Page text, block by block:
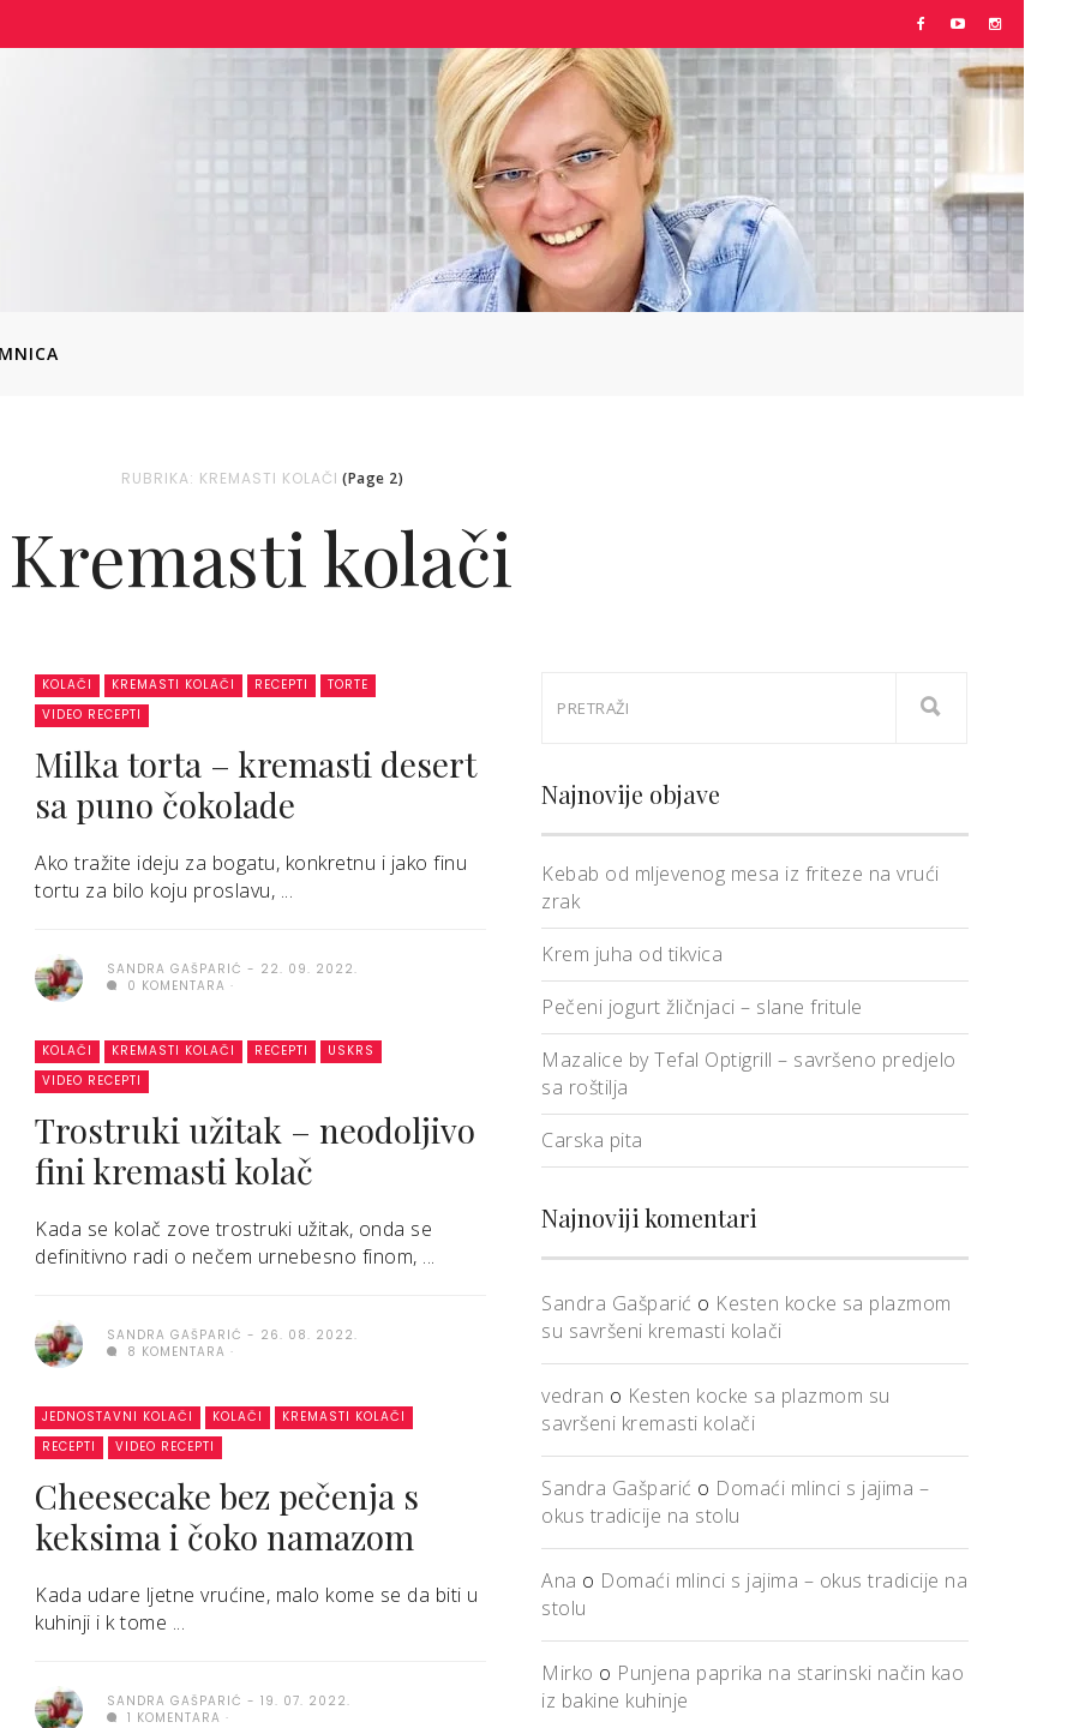
RUBRIKA: KREMASTI KOLAČI (Page 2)
Kremasti kolači
KOLAČI KREMASTI KOLAČI RECEPTI
TORTE
VIDEO RECEPTI
Milka torta – kremasti desert
sa puno čokolade
Ako tražite ideju za bogatu, konkretnu i jako finu
tortu za bilo koju proslavu, ...
SANDRA GAŠPARIĆ
22. 09. 2022.
0 KOMENTARA
KOLAČI KREMASTI KOLAČI RECEPTI
USKRS
VIDEO RECEPTI
Trostruki užitak – neodoljivo
fini kremasti kolač
Kada se kolač zove trostruki užitak, onda se
definitivno radi o nečem urnebesno finom, ...
SANDRA GAŠPARIĆ
26. 08. 2022.
8 KOMENTARA
JEDNOSTAVNI KOLAČI KOLAČI
KREMASTI KOLAČI
RECEPTI
VIDEO RECEPTI
Cheesecake bez pečenja s
keksima i čoko namazom
Kada udare ljetne vrućine, malo kome se da biti u
kuhinji i k tome ...
SANDRA GAŠPARIĆ
19. 07. 2022.
1 KOMENTARA
Najnovije objave
Kebab od mljevenog mesa iz friteze na vrući
zrak
Krem juha od tikvica
Pečeni jogurt žličnjaci – slane fritule
Mazalice by Tefal Optigrill – savršeno predjelo
sa roštilja
Carska pita
Najnoviji komentari
Sandra Gašparić o Kesten kocke sa plazmom
su savršeni kremasti kolači
vedran o Kesten kocke sa plazmom su
savršeni kremasti kolači
Sandra Gašparić o Domaći mlinci s jajima –
okus tradicije na stolu
Ana o Domaći mlinci s jajima – okus tradicije na
stolu
Mirko o Punjena paprika na starinski način kao
iz bakine kuhinje